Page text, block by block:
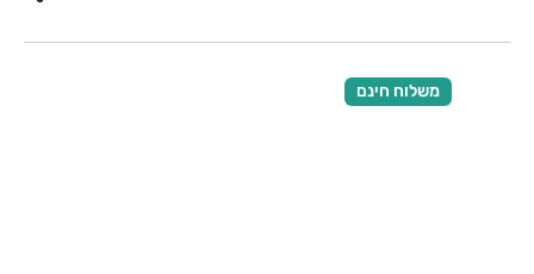
משלוח חינם